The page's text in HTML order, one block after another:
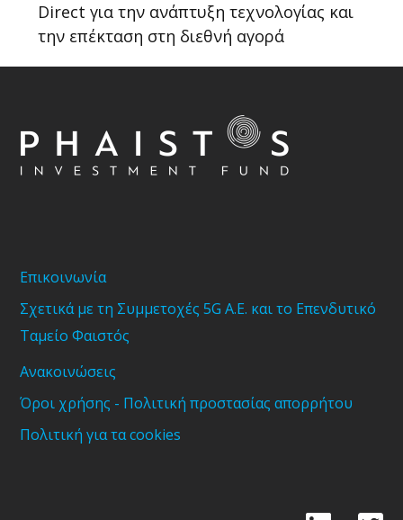
Direct για την ανάπτυξη τεχνολογίας και
την επέκταση στη διεθνή αγορά
Επικοινωνία
Σχετικά με τη Συμμετοχές 5G Α.Ε. και το Επενδυτικό
Ταμείο Φαιστός
Ανακοινώσεις
Όροι χρήσης - Πολιτική προστασίας απορρήτου
Πολιτική για τα cookies